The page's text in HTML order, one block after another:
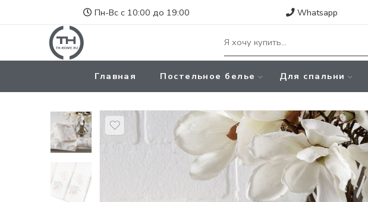
Пн-Вс с 10:00 до 19:00 Whatsapp
Главная Постельное белье Для спальни